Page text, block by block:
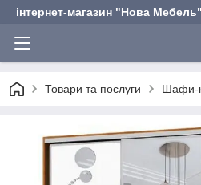
інтернет-магазин "Нова Мебель"
Товари та послуги Шафи-